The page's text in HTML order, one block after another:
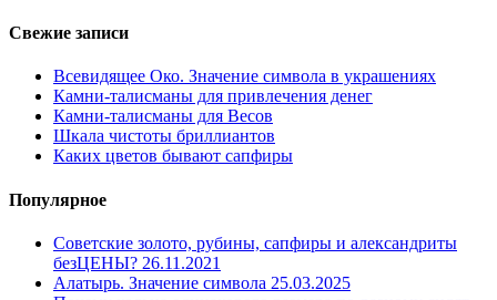
Свежие записи
Всевидящее Око. Значение символа в украшениях
Камни-талисманы для привлечения денег
Камни-талисманы для Весов
Шкала чистоты бриллиантов
Каких цветов бывают сапфиры
Популярное
Советские золото, рубины, сапфиры и александриты
безЦЕНЫ? 26.11.2021
Алатырь. Значение символа 25.03.2025